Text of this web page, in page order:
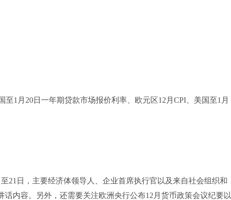
1月20日一年期贷款市场报价利率、欧元区12月CPI、美国至1月
21日，主要经济体领导人、企业首席执行官以及来自社会组织和
内容。另外，还需要关注欧洲央行公布12月货币政策会议纪要以